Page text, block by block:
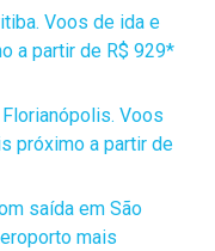
Voos de ida e
a partir de R$ 929*
Voos
próximo a partir de
saída em São
mais